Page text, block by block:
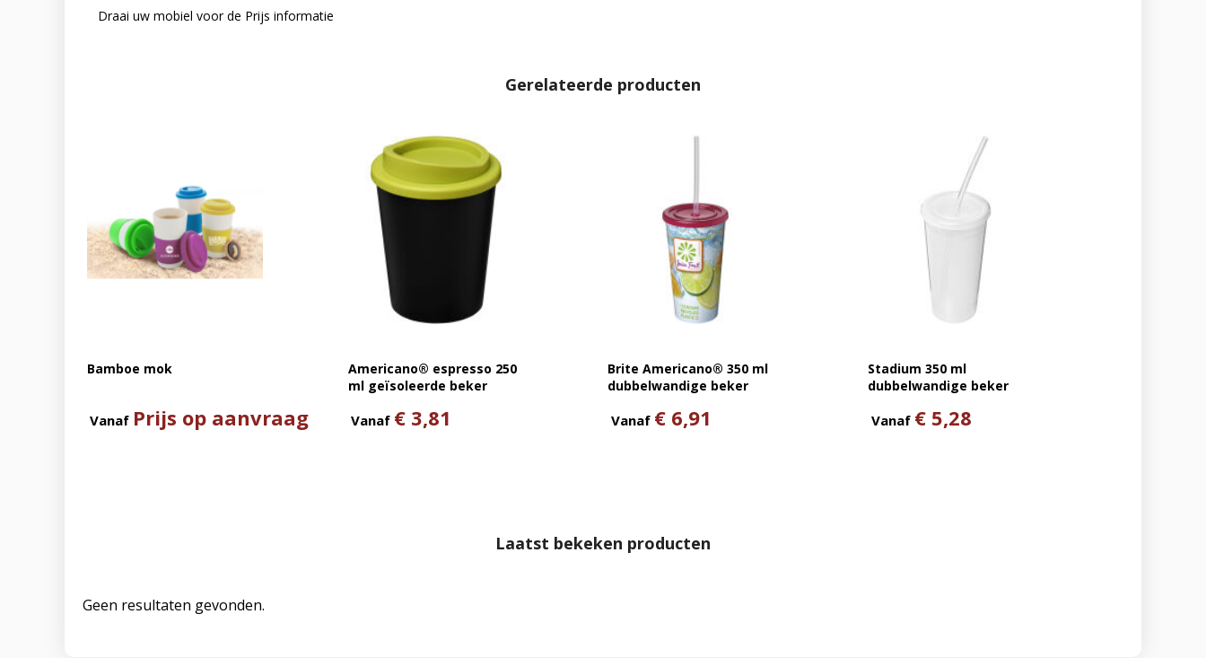
Draai uw mobiel voor de Prijs informatie
Gerelateerde producten
Bamboe mok
Vanaf Prijs op aanvraag
Americano® espresso 250
ml geïsoleerde beker
Vanaf € 3,81
Brite Americano® 350 ml
dubbelwandige beker
Vanaf € 6,91
Stadium 350 ml
dubbelwandige beker
Vanaf € 5,28
Laatst bekeken producten
Geen resultaten gevonden.